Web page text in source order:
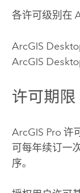
各许可级别在
ArcGIS
ArcGIS
许可期限
ArcGIS Pro许
可每年续订一
序。